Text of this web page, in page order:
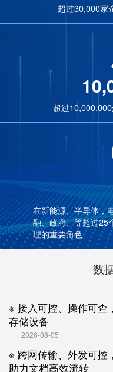
超过30,000家
超过
在新能源、半导体，
融、政府、等超过25
理的重要角色
数
※ 接入可控、操作可查
存储设备
2026-08-05
※ 跨网传输、外发可控
助力文档高效流转